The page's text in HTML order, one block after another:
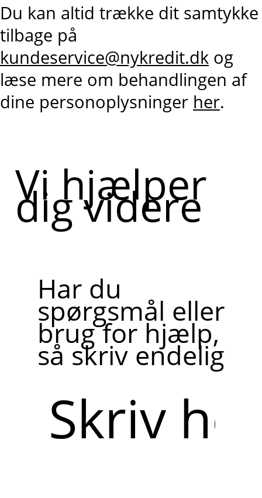
Du kan altid trække dit samtykke
tilbage på
kundeservice@nykredit.dk og
læse mere om behandlingen af
dine personoplysninger her.
Vi hjælper
dig videre
Har du
spørgsmål eller
brug for hjælp,
så skriv endelig
her